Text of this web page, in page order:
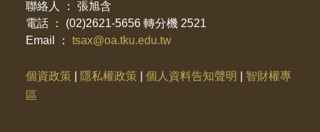
聯絡人 ： 張旭含
電話 ： (02)2621-5656 轉分機 2521
Email ： tsax@oa.tku.edu.tw
個資政策 隱私權政策 個人資料告知聲明
智財權專
區